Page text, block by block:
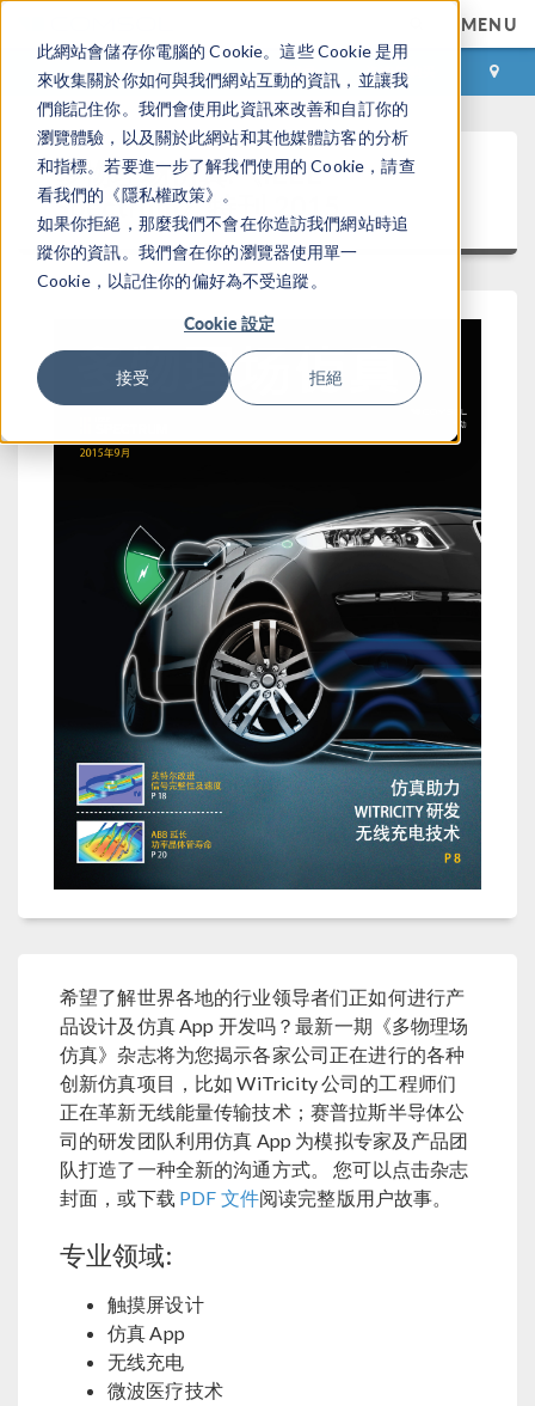
此網站會儲存你電腦的 Cookie。這些 Cookie 是用
來收集關於你如何與我們網站互動的資訊，並讓我
們能記住你。我們會使用此資訊來改善和自訂你的
瀏覽體驗，以及關於此網站和其他媒體訪客的分析
和指標。若要進一步了解我們使用的 Cookie，請查
看我們的《隱私權政策》。
如果你拒絕，那麼我們不會在你造訪我們網站時追
蹤你的資訊。我們會在你的瀏覽器使用單一
Cookie，以記住你的偏好為不受追蹤。
Cookie 設定
接受 拒絕
MENU
登录 咨询与购买
多物理场仿真:《IEEE
Spectrum》特刊 2015
希望了解世界各地的行业领导者们正如何进行产
品设计及仿真 App 开发吗？最新一期《多物理场
仿真》杂志将为您揭示各家公司正在进行的各种
创新仿真项目，比如 WiTricity 公司的工程师们
正在革新无线能量传输技术；赛普拉斯半导体公
司的研发团队利用仿真 App 为模拟专家及产品团
队打造了一种全新的沟通方式。 您可以点击杂志
封面，或下载 PDF 文件阅读完整版用户故事。
专业领域:
触摸屏设计
仿真 App
无线充电
微波医疗技术